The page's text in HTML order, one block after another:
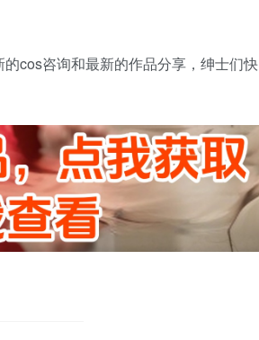
cos咨询和最新的作品分享，绅士们快